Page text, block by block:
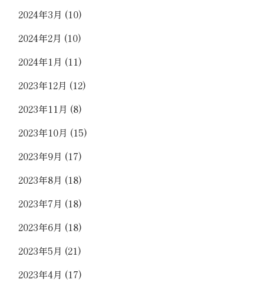
2024年3月 (10)
2024年2月 (10)
2024年1月 (11)
2023年12月 (12)
2023年11月 (8)
2023年10月 (15)
2023年9月 (17)
2023年8月 (18)
2023年7月 (18)
2023年6月 (18)
2023年5月 (21)
2023年4月 (17)